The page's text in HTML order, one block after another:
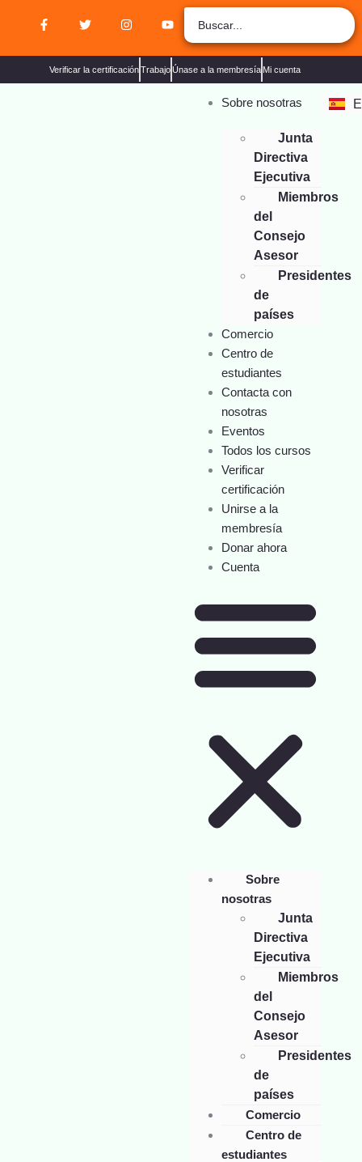
Verificar la certificaciónTrabajoÚnase a la membresía Mi cuenta
Sobre nosotras
Junta
Directiva
Ejecutiva
Miembros
del
Consejo
Asesor
Presidentes
de
países
Comercio
Centro de
estudiantes
Contacta con
nosotras
Eventos
Todos los cursos
Verificar
certificación
Unirse a la
membresía
Donar ahora
Cuenta
Sobre
nosotras
Junta
Directiva
Ejecutiva
Miembros
del
Consejo
Asesor
Presidentes
de
países
Comercio
Centro de
estudiantes